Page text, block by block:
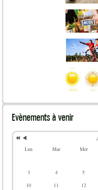
Evènementsà venir
Lun Mar Mer
3
4 5
10
11 12